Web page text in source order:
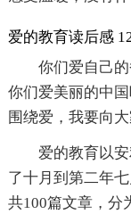
爱的教育读后感
你们爱自己
你们爱美丽的中
围绕爱，我要向
爱的教育以
了十月到第二年
共100篇文章，分